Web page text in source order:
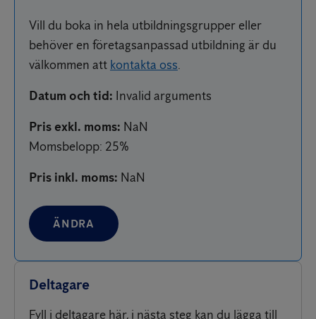
Vill du boka in hela utbildningsgrupper eller
behöver en företagsanpassad utbildning är du
välkommen att kontakta oss.
Datum och tid: Invalid arguments
Pris exkl. moms: NaN
Momsbelopp: 25%
Pris inkl. moms: NaN
ÄNDRA
Deltagare
Fyll i deltagare här, i nästa steg kan du lägga till